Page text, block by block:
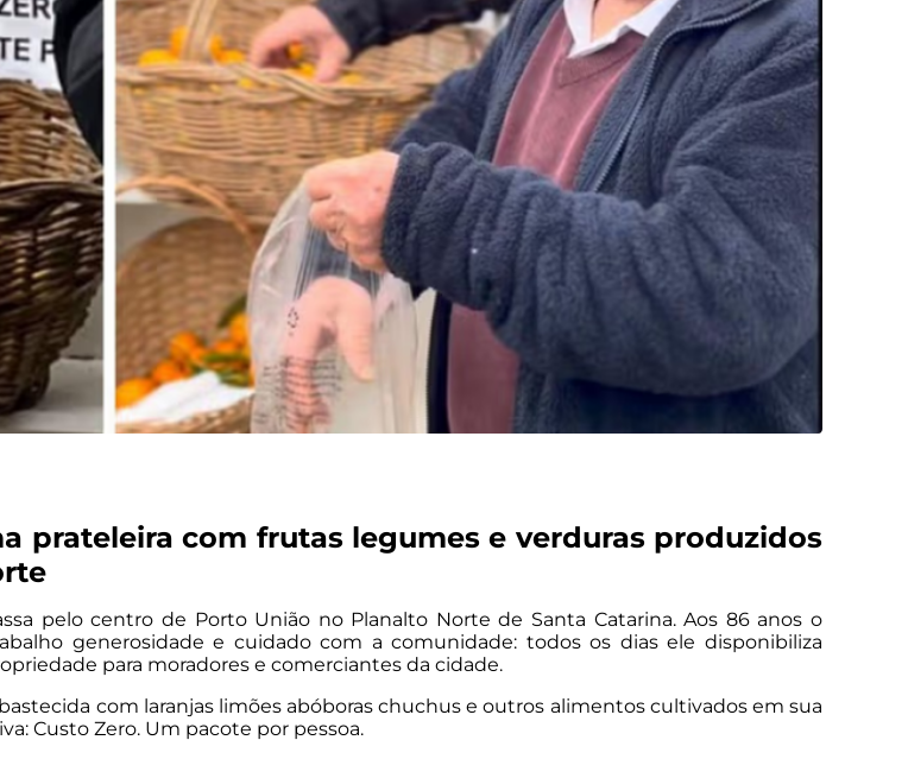
prateleira com frutas legumes e verduras produzidos
pelo centro de Porto União no Planalto Norte de Santa Catarina. Aos 86 anos o
generosidade e cuidado com a comunidade: todos os dias ele disponibiliza
para moradores e comerciantes da cidade.
com laranjas limões abóboras chuchus e outros alimentos cultivados em sua
Custo Zero. Um pacote por pessoa.